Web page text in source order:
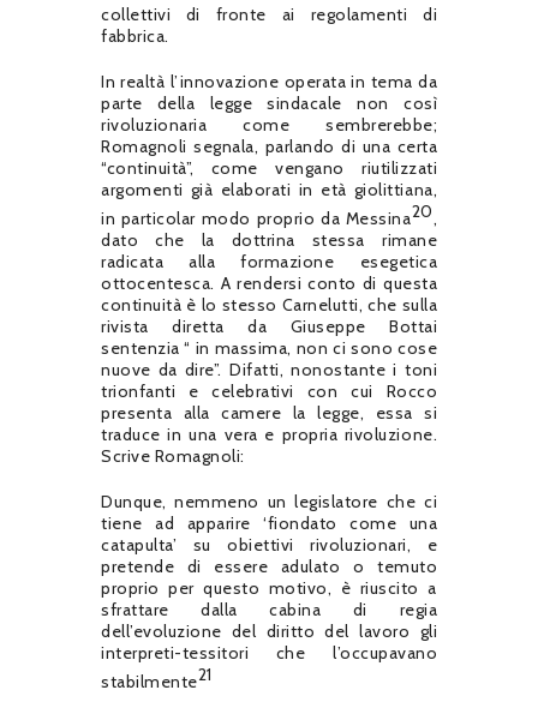
collettivi di fronte ai regolamenti di
fabbrica.
In realtà l’innovazione operata in tema da
parte della legge sindacale non così
rivoluzionaria come sembrerebbe;
Romagnoli segnala, parlando di una certa
“continuità”, come vengano riutilizzati
argomenti già elaborati in età giolittiana,
in particolar modo proprio da Messina20,
dato che la dottrina stessa rimane
radicata alla formazione esegetica
ottocentesca. A rendersi conto di questa
continuità è lo stesso Carnelutti, che sulla
rivista diretta da Giuseppe Bottai
sentenzia “ in massima, non ci sono cose
nuove da dire”. Difatti, nonostante i toni
trionfanti e celebrativi con cui Rocco
presenta alla camere la legge, essa si
traduce in una vera e propria rivoluzione.
Scrive Romagnoli:
Dunque, nemmeno un legislatore che ci
tiene ad apparire ‘fiondato come una
catapulta’ su obiettivi rivoluzionari, e
pretende di essere adulato o temuto
proprio per questo motivo, è riuscito a
sfrattare dalla cabina di regia
dell’evoluzione del diritto del lavoro gli
interpreti-tessitori che l’occupavano
stabilmente21